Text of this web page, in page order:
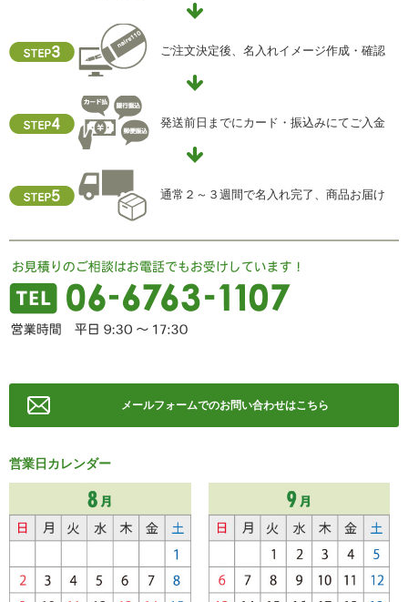
i) 個人情報保護方針
当社ホームページの個人情報保護方針をご覧下さい
個人情報保護管理責任者
TEL ： 06-6763-5415
ご注文決定後、名入れイメージ作成・確認
発送前日までにカード・振込みにてご入金
通常２～３週間で名入れ完了、商品お届け
メールフォームでのお問い合わせはこちら
営業日カレンダー